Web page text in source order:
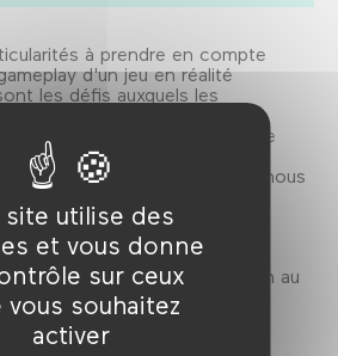
site utilise des
et vous donne
sur ceux
vous souhaitez
activer
à prendre en compte
d'un jeu en réalité
les défis auxquels les
doivent faire face? Et, quelles
adoptent-iels pour assurer une
David Dedienne, co-
artistique chez Asobo Studio nous
spécifique dont les jeux en
écrits.
Virtual Film Festival, du 30 juin au